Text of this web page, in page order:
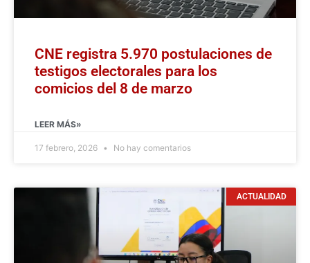
CNE registra 5.970 postulaciones de
testigos electorales para los
comicios del 8 de marzo
LEER MÁS»
17 febrero, 2026 No hay comentarios
ACTUALIDAD